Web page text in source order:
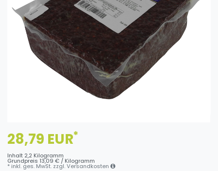
28,79 EUR*
Inhalt 2,2 Kilogramm
Grundpreis 13,09 € / Kilogramm
* inkl. ges. MwSt. zzgl.Versandkosten